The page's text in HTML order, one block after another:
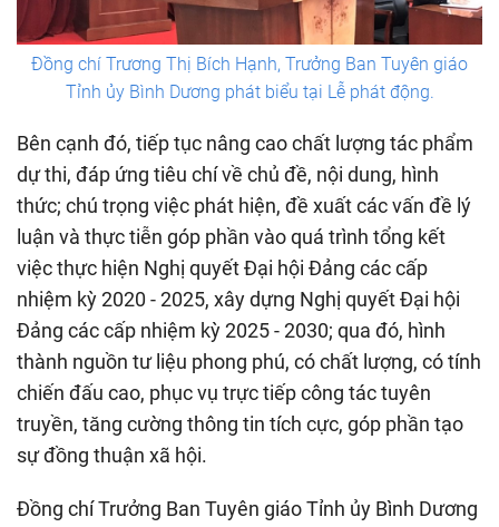
Đồng chí Trương Thị Bích Hạnh, Trưởng Ban Tuyên giáo
Tỉnh ủy Bình Dương phát biểu tại Lễ phát động.
Bên cạnh đó, tiếp tục nâng cao chất lượng tác phẩm
dự thi, đáp ứng tiêu chí về chủ đề, nội dung, hình
thức; chú trọng việc phát hiện, đề xuất các vấn đề lý
luận và thực tiễn góp phần vào quá trình tổng kết
việc thực hiện Nghị quyết Đại hội Đảng các cấp
nhiệm kỳ 2020 - 2025, xây dựng Nghị quyết Đại hội
Đảng các cấp nhiệm kỳ 2025 - 2030; qua đó, hình
thành nguồn tư liệu phong phú, có chất lượng, có tính
chiến đấu cao, phục vụ trực tiếp công tác tuyên
truyền, tăng cường thông tin tích cực, góp phần tạo
sự đồng thuận xã hội.
Đồng chí Trưởng Ban Tuyên giáo Tỉnh ủy Bình Dương